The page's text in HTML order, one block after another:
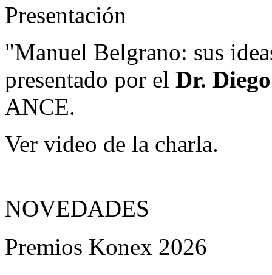
Presentación
"Manuel Belgrano: sus
presentado por el Dr.
ANCE.
Ver video de la charla.
NOVEDADES
Premios Konex 2026